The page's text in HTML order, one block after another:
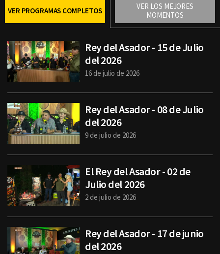
VER PROGRAMAS COMPLETOS
VER LOS MEJORES
MOMENTOS
Rey del Asador - 15 de Julio
del 2026
16 de julio de 2026
Rey del Asador - 08 de Julio
del 2026
9 de julio de 2026
El Rey del Asador - 02 de
Julio del 2026
2 de julio de 2026
Rey del Asador - 17 de junio
del 2026